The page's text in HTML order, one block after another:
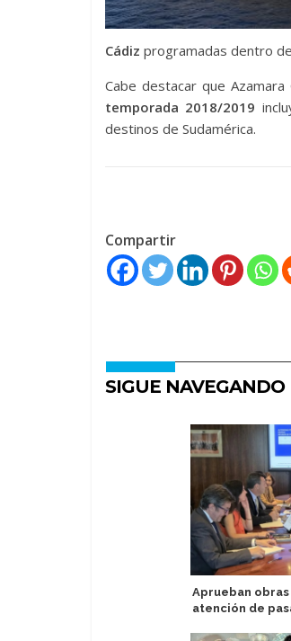
Cádiz programadas dentro
Cabe destacar que
temporada 2018/2019
destinos de Sudamérica.
Compartir
SIGUE NAVEGANDO
Aprueban
atención de